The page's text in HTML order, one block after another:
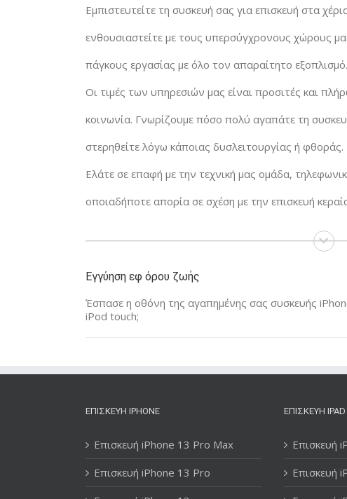
Εμπιστευτείτε τη συσκευή σας για επισκευή στα
ενθουσιαστείτε με τους υπερσύγχρονους χώρους
πάγκους εργασίας με όλο τον απαραίτητο εξοπλισμό.
Οι τιμές των υπηρεσιών μας είναι προσιτές και
κοινωνία. Γνωρίζουμε πόσο πολύ αγαπάτε τη
στερηθείτε λόγω κάποιας δυσλειτουργίας ή φθοράς.
Ελάτε σε επαφή με την τεχνική μας ομάδα,
οποιαδήποτε απορία σε σχέση με την επισκευή
Εγγύηση εφ όρου ζωής
Έσπασε η οθόνη της αγαπημένης σας συσκευής
iPod touch;
ΕΠΙΣΚΕΥΉ IPHONE
Επισκευή iPhone 13 Pro Max
Επισκευή iPhone 13 Pro
ΕΠΙΣΚΕΥΉ IPAD
Επισκευή
Επισκευή